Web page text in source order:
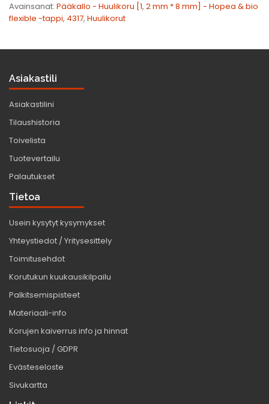
Avainsanat: Pääkallo - Huulikoru [1, 2 mm * 8 mm] - Hopea & bio
flexible -tappi, 4317, Huulikorut
Asiakastili
Asiakastilini
Tilaushistoria
Toivelista
Tuotevertailu
Palautukset
Tietoa
Usein kysytyt kysymykset
Yhteystiedot / Yritysesittely
Toimitusehdot
Korutukun kuukausikilpailu
Palkitsemispisteet
Materiaali-info
Korujen kaiverrus info ja hinnat
Tietosuoja / GDPR
Evästeseloste
Sivukartta